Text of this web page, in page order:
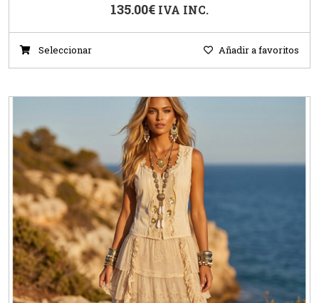
135.00€ IVA INC.
Seleccionar Añadir a favoritos